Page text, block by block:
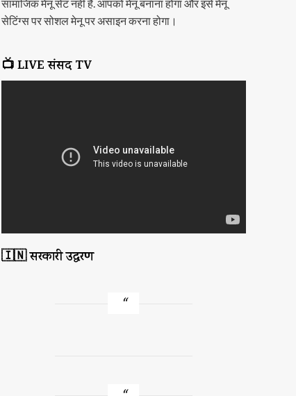
सामाजिक मेनू सेट नहीं है. आपको मेनू बनाना होगा और इसे मेनू
सेटिंग्स पर सोशल मेनू पर असाइन करना होगा।
📺 LIVE संसद TV
🇮🇳 सरकारी उद्धरण